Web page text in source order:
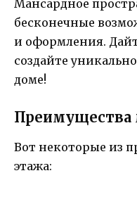
Мансардное
бесконечные
и оформления.
создайте
доме!
Преимущества
Вот некоторые из
этажа: